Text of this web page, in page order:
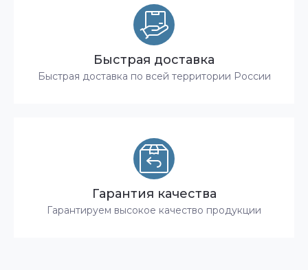
Быстрая доставка
Быстрая доставка по всей территории России
Гарантия качества
Гарантируем высокое качество продукции